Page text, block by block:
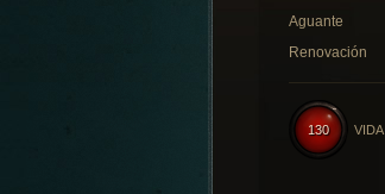
Aguante
Renovación
130 VIDA